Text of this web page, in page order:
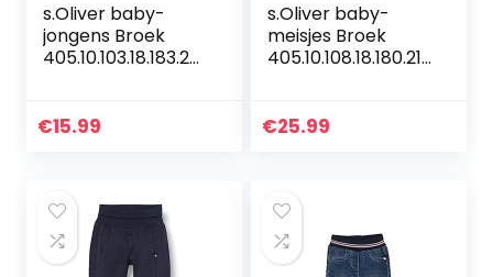
s.Oliver baby-
jongens Broek
405.10.103.18.183.20
€15.99
s.Oliver baby-
meisjes Broek
405.10.108.18.180.210
€25.99